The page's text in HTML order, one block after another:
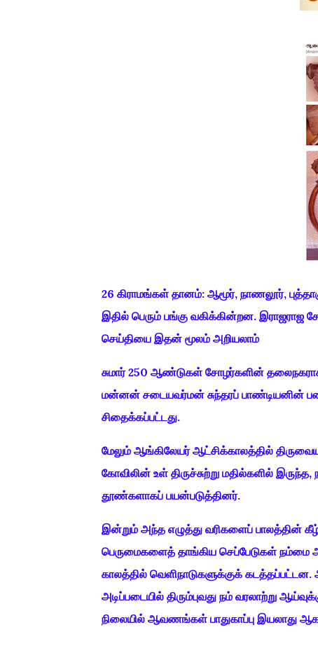
26 கிராமங்கள் தானம்: ஆமூர், நாணலூர்,
இதில் பெரும் பங்கு வகிக்கின்றன.
செய்தியை இதன் மூலம் அறியலாம்
சுமார் 250 ஆண்டுகள் சோழர்களின்
மன்னன் சடையவர்மன் சுந்தரப் பாண்டியனின்
சிதைக்கப்பட்டது.
மேலும் ஆங்கிலேயர் ஆட்சிக்காலத்தில்
கோவிலின் உள் திருச்சுற்று மதில்களில்
தூண்களாகப் பயன்படுத்தினர்.
இன்றும் அந்த எழுத்து வரிகளைப் பாலத்தின்
பெருமைகளைத் தாங்கிய செப்பேடுகள் நம்மை
காலத்தில் வெளிநாடுகளுக்குக்
அடிப்படையில் திரும்புவது நம் வரலாற்று
நிலையில் ஆவணங்கள் பாதுகாப்பு இயலாது